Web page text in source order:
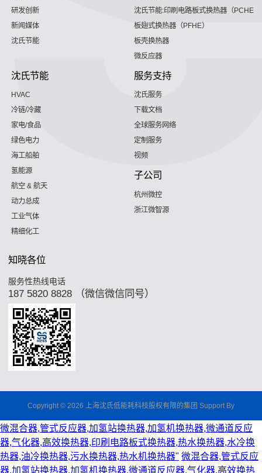
研发创新
新闻媒体
沈氏节能
沈氏节能:印刷电路板式换热器（PCHE）
板翅式换热器（PFHE）
板壳换热器
微反应器
沈氏节能
HVAC
冷链/冷藏
家电/食品
绿色电力
海工船舶
氢能源
航空 & 航天
动力总成
工业气体
精细化工
服务支持
沈氏服务
下载文档
全球服务网络
定制服务
视频
子公司
杭州微控
浙江微智源
知晓各位
服务性热线电话
187 5820 8828 （微信微信同号）
Copyright © 2026 上海沈氏低能耗科枝股权有限的集团 Support By
微混合器,管式反应器,加氢站换热器,加氢机换热器,微通道反应
器,气化器,高效换热器,印刷电路板式换热器,热水换热器,水冷换
热器,油冷换热器,污水换热器,热水机换热器" 微混合器,管式反应
器,加氢站换热器,加氢机换热器,微通道反应器,气化器,高效换热